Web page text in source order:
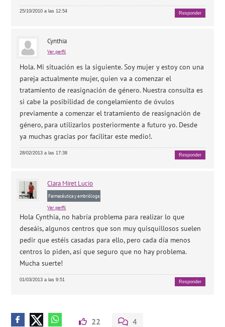
25/10/2010 a las 12:54 Responder
Cynthia
Ver perfil
Hola. Mi situación es la siguiente. Soy mujer y estoy con una
pareja actualmente mujer, quien va a comenzar el
tratamiento de reasignación de género. Nuestra consulta es
si cabe la posibilidad de congelamiento de óvulos
previamente a comenzar el tratamiento de reasignación de
género, para utilizarlos posteriormente a futuro yo. Desde
ya muchas gracias por facilitar este medio!.
28/02/2013 a las 17:38 Responder
Clara Miret Lucio
Farmacéutica y embrióloga
Ver perfil
Hola Cynthia, no habría problema para realizar lo que
deseáis, algunos centros que son muy quisquillosos suelen
pedir que estéis casadas para ello, pero cada día menos
centros lo piden, así que seguro que no hay problema.
Mucha suerte!
01/03/2013 a las 9:51 Responder
22 4